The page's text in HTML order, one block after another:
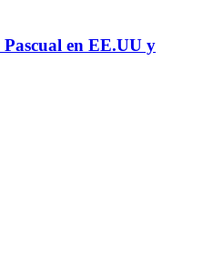
en EE.UU y